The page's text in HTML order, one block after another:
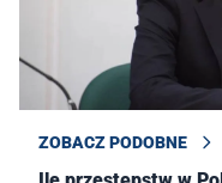
ZOBACZ PODOBNE